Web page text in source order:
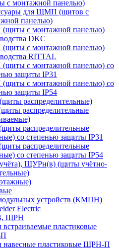
монтажной панелью)
для ЩМП (щитов с
панелью)
с монтажной панелью)
DKC
с монтажной панелью)
RITTAL
с монтажной панелью) со
защиты IP31
с монтажной панелью) со
защиты IP54
распределительные)
распределительные
распределительные
со степенью защиты IP31
распределительные
со степенью защиты IP54
ЩУРн(в) (щиты учётно-
устройств (КМПН)
Electric
ЩРН
пластиковые
пластиковые ЩРН-П